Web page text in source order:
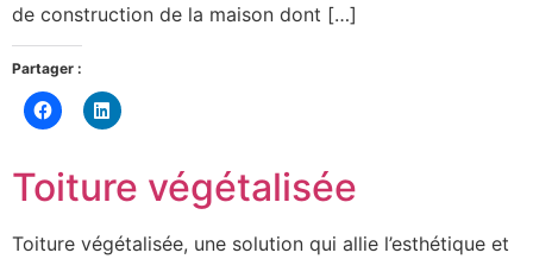
de construction de la maison dont […]
Partager :
Cliquez
pour
Facebook(ouvre
dans
une
fenêtre)
Cliquez
pour
LinkedIn(ouvre
dans
une
fenêtre)
Toiture végétalisée
Toiture végétalisée, une solution qui allie l’esthétique et